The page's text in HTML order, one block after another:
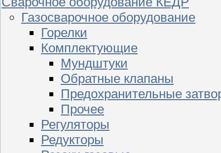
Газосварочное оборудование
Горелки
Комплектующие
Мундштуки
Обратные клапаны
Предохранительные
Прочее
Регуляторы
Редукторы